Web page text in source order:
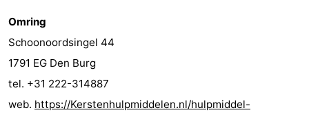
Zee
Alkmaar
-
aan
Noordhollands
-
Omring
Schoonoordsingel 44
1791 EG Den Burg
tel. +31 222-314887
web. https://Kerstenhulpmiddelen.nl/hulpmiddel-